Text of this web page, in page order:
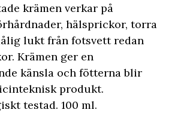
krämen verkar på
hälsprickor, torra
lukt från fotsvett redan
Krämen ger en
känsla och fötterna blir
produkt.
testad. 100 ml.